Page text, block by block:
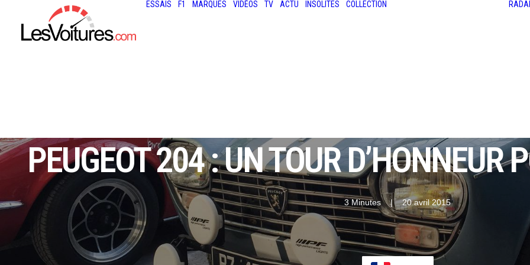
ESSAIS F1 MARQUES VIDÉOS TV ACTU INSOLITES COLLECTION
PEUGEOT 204 : UN TOUR D’HONNEUR
3 Minutes | 20 avril 2015